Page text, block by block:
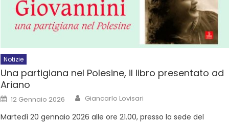
Notizie
Una partigiana nel Polesine, il libro presentato ad
Ariano
12 Gennaio 2026 Giancarlo Lovisari
Martedì 20 gennaio 2026 alle ore 21.00, presso la sede del